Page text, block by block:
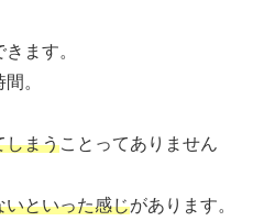
ます。
。
しまうことってありません
いといった感じがあります。